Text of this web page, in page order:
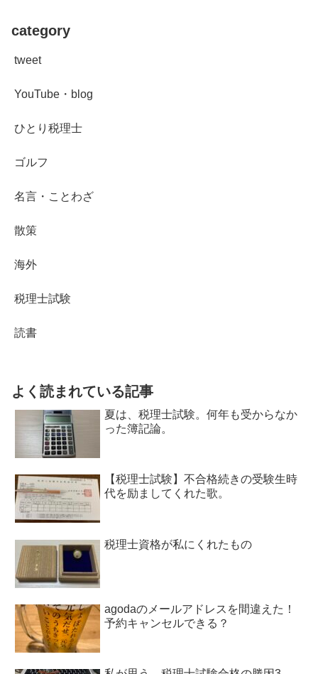
category
tweet
YouTube・blog
ひとり税理士
ゴルフ
名言・ことわざ
散策
海外
税理士試験
読書
よく読まれている記事
夏は、税理士試験。何年も受からなか
った簿記論。
【税理士試験】不合格続きの受験生時
代を励ましてくれた歌。
税理士資格が私にくれたもの
agodaのメールアドレスを間違えた！
予約キャンセルできる？